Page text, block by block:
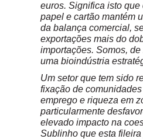
euros. Significa isto que
papel e cartão mantém
da balança comercial,
exportações mais do
importações. Somos,
uma bioindústria
Um setor que tem sido
fixação de
emprego e riqueza em
particularmente
elevado impacto na
Sublinho que esta fileira